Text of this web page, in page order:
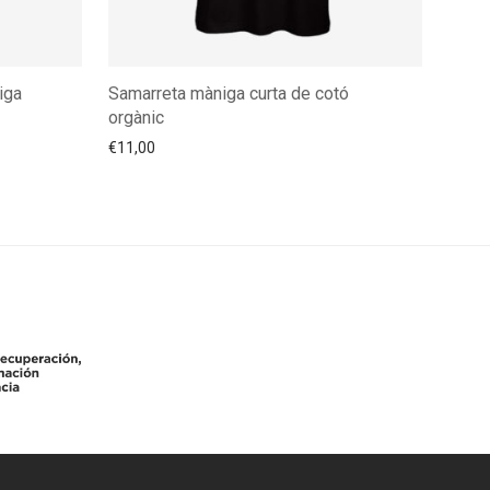
Samarreta màniga curta de cotó
orgànic
€11,00